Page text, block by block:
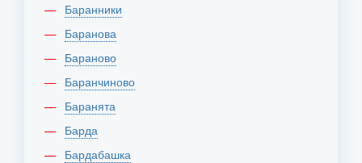
Баранники
Баранова
Бараново
Баранчиново
Баранята
Барда
Бардабашка